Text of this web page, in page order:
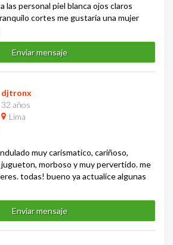
las personal piel blanca ojos claros
cortes me gustaría una mujer
Enviar mensaje
djtronx
32 años
Lima
muy carismatico, cariñoso,
morboso y muy pervertido. me
todas! bueno ya actualice algunas
Enviar mensaje